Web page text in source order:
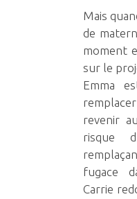
Mais
de
moment
sur le
Emma
revenir
risque
fugace
Carrie